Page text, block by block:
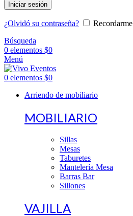
Iniciar sesión
¿Olvidó su contraseña?
Recordarme
Búsqueda
0 elementos $0
Menú
0 elementos $0
Arriendo de mobiliario
MOBILIARIO
Sillas
Mesas
Taburetes
Mantelería Mesa
Barras Bar
Sillones
VAJILLA